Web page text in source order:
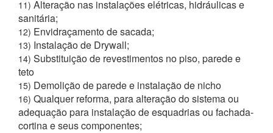
11) Alteração nas instalações elétricas, hidráulicas e
sanitária;
12) Envidraçamento de sacada;
13) Instalação de Drywall;
14) Substituição de revestimentos no piso, parede e
teto
15) Demolição de parede e instalação de nicho
16) Qualquer reforma, para alteração do sistema ou
adequação para instalação de esquadrias ou fachada-
cortina e seus componentes;